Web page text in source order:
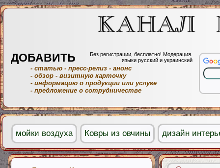
ДОБАВИТЬ
Без регистрации, бесплатно! Модерация.
языки русский и украинский
- статью - пресс-релиз - анонс
- обзор - визитную карточку
- информацию о продукции или услуге
- предложение о сотрудничестве
мойки воздуха Ковры из овчины дизайн